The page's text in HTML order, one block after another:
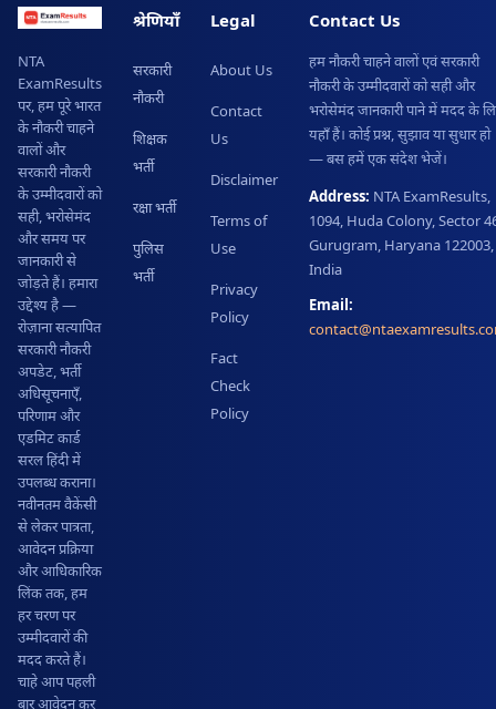
NTA
ExamResults
पर, हम पूरे भारत
के नौकरी चाहने
वालों और
सरकारी नौकरी
के उम्मीदवारों को
सही, भरोसेमंद
और समय पर
जानकारी से
जोड़ते हैं। हमारा
उद्देश्य है —
रोज़ाना सत्यापित
सरकारी नौकरी
अपडेट, भर्ती
अधिसूचनाएँ,
परिणाम और
एडमिट कार्ड
सरल हिंदी में
उपलब्ध कराना।
नवीनतम वैकेंसी
से लेकर पात्रता,
आवेदन प्रक्रिया
और आधिकारिक
लिंक तक, हम
हर चरण पर
उम्मीदवारों की
मदद करते हैं।
चाहे आप पहली
बार आवेदन कर
श्रेणियाँ
सरकारी
नौकरी
शिक्षक
भर्ती
रक्षा भर्ती
पुलिस
भर्ती
Legal
About Us
Contact
Us
Disclaimer
Terms of
Use
Privacy
Policy
Fact
Check
Policy
Contact Us
हम नौकरी चाहने वालों एवं सरकारी
नौकरी के उम्मीदवारों को सही और
भरोसेमंद जानकारी पाने में मदद के
यहाँ हैं। कोई प्रश्न, सुझाव या सुधार हो
— बस हमें एक संदेश भेजें।
Address: NTA ExamResults,
1094, Huda Colony, Sector
Gurugram, Haryana 122003,
India
Email: